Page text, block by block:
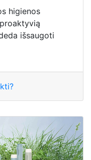
higienos
išsaugoti